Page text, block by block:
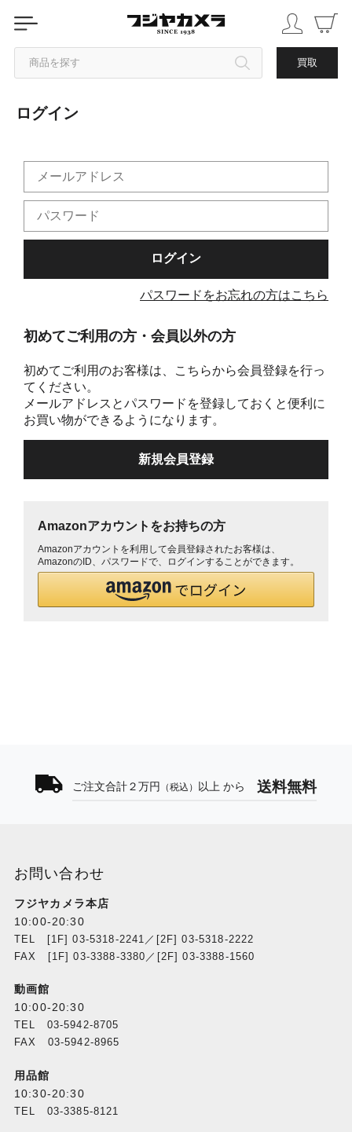
商品を探す 買取
カテゴリから探す
中古品を探す
ログイン
パスワードをお忘れの方はこちら
初めてご利用の方・会員以外の方
初めてご利用のお客様は、こちらから会員登録を行っ
てください。
メールアドレスとパスワードを登録しておくと便利に
お買い物ができるようになります。
Amazonアカウントをお持ちの方
Amazonアカウントを利用して会員登録されたお客様は、
AmazonのID、パスワードで、ログインすることができます。
ご注文合計２万円 （税込） 以上 から 送料無料
お問い合わせ
フジヤカメラ本店
10:00-20:30
TEL [1F] 03-5318-2241／[2F] 03-5318-2222
FAX [1F] 03-3388-3380／[2F] 03-3388-1560
動画館
10:00-20:30
TEL 03-5942-8705
FAX 03-5942-8965
用品館
10:30-20:30
TEL 03-3385-8121